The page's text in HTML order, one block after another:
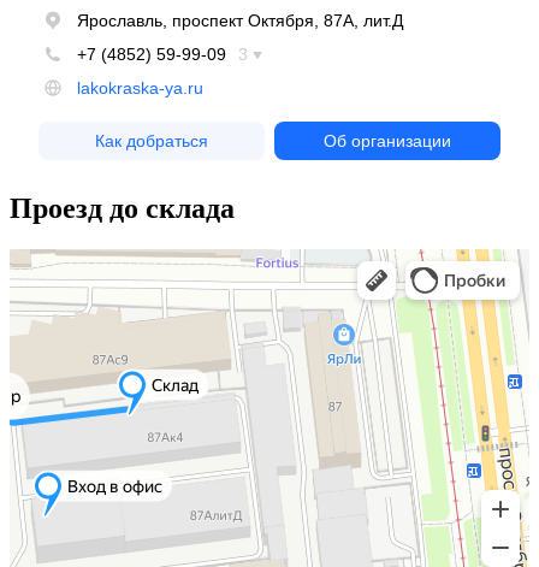
Проезд до склада